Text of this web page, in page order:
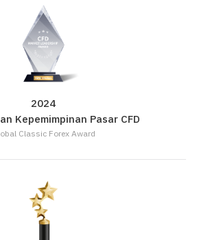
2024
Kepemimpinan Pasar CFD
Classic Forex Award